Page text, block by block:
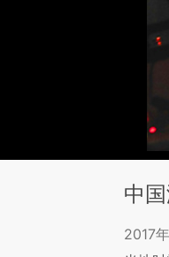
中
2017